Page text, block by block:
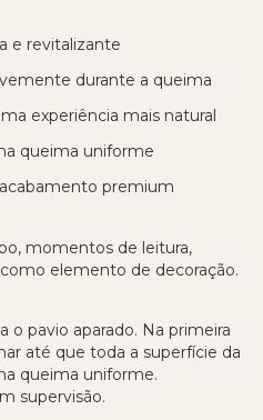
e revitalizante
durante a queima
experiência mais natural
queima uniforme
premium
momentos de leitura,
elemento de decoração.
pavio aparado. Na primeira
até que toda a superfície da
queima uniforme.
supervisão.